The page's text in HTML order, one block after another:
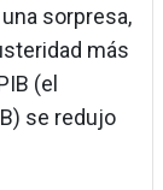
sorpresa,
más
(el
se redujo